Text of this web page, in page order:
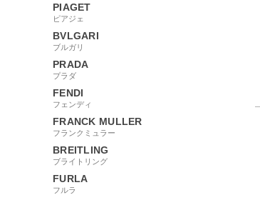
PIAGET
ピアジェ
BVLGARI
ブルガリ
PRADA
プラダ
FENDI
フェンディ
FRANCK MULLER
フランクミュラー
BREITLING
ブライトリング
FURLA
フルラ